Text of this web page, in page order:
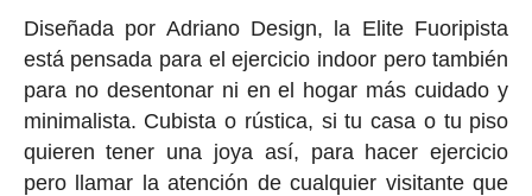
Diseñada por Adriano Design, la Elite Fuoripista
está pensada para el ejercicio indoor pero también
para no desentonar ni en el hogar más cuidado y
minimalista. Cubista o rústica, si tu casa o tu piso
quieren tener una joya así, para hacer ejercicio
pero llamar la atención de cualquier visitante que